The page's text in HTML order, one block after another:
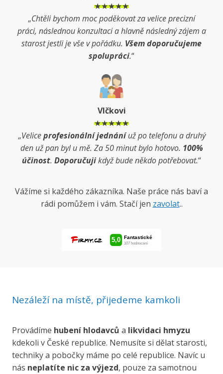
★★★★★
„Chtěli bychom moc poděkovat za velice precizní
práci, následnou konzultaci a hlavně následný zájem a
starost jestli je vše v pořádku. Všem doporučujeme
spolupráci.“
Vlčkovi
★★★★★
„Veliceprofesionální jednáníuž po telefonu a druhý
den už pan byl u mě. Za 50 minut bylo hotovo. 100%
účinost. Doporučujikdyž bude někdo potřebovat.“
Vážíme si každého zákazníka. Naše práce nás baví a
rádi pomůžem i vám. Stačí jen zavolat..
Nezáleží na místě, přijedeme kamkoli
Provádíme hubení hlodavců a likvidaci hmyzu
kdekoli v České republice. Nemusíte si dělat starosti,
techniky a pobočky máme po celé republice. Navíc u
nás neplatíte nic za výjezd, pouze za samotnou